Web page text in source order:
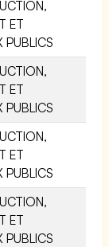
ET
PUBLICS
ET
PUBLICS
ET
PUBLICS
ET
PUBLICS